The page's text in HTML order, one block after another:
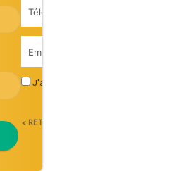
J'accepte les
< RETOUR